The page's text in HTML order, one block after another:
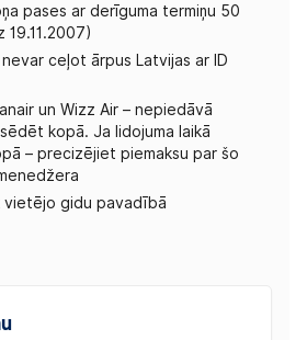
pases ar derīguma termiņu 50
ceļot ārpus Latvijas ar ID
un Wizz Air – nepiedāvā
kopā. Ja lidojuma laikā
– precizējiet piemaksu par šo
vietējo gidu pavadībā